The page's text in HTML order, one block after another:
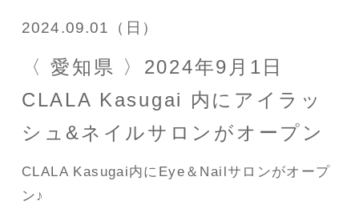
2024.09.01（日）
〈 愛知県 〉2024年9月1日
CLALA Kasugai 内にアイラッ
シュ&ネイルサロンがオープン
CLALA Kasugai内にEye＆Nailサロンがオープ
ン♪